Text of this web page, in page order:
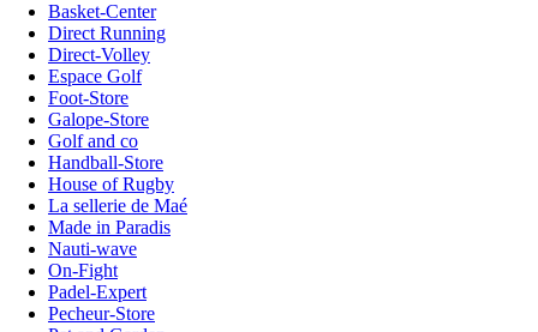
Basket-Center
Direct Running
Direct-Volley
Espace Golf
Foot-Store
Galope-Store
Golf and co
Handball-Store
House of Rugby
La sellerie de Maé
Made in Paradis
Nauti-wave
On-Fight
Padel-Expert
Pecheur-Store